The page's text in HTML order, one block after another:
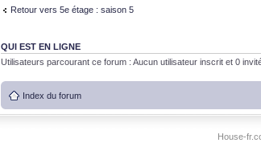
Retour vers 5e étage : saison 5
QUI EST EN LIGNE
Utilisateurs parcourant ce forum : Aucun utilisateur inscrit et 0
Index du forum
House-